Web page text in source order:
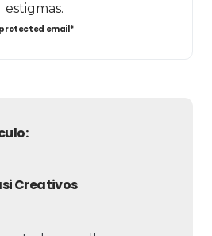
estigmas.
email*
Creativos